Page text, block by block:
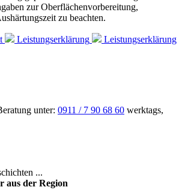
zur Oberflächenvorbereitung,
zu beachten.
Leistungserklärung
Leistungserklärung
unter: 0911 / 7 90 68 60 werktags,
...
aus der Region